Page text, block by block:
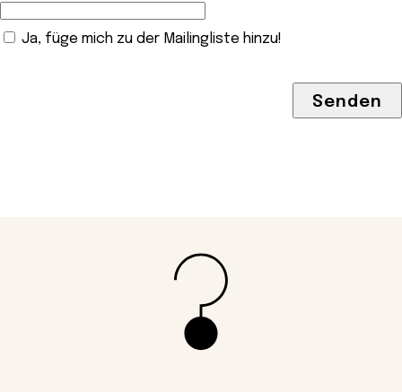
Ja, füge mich zu der Mailingliste hinzu!